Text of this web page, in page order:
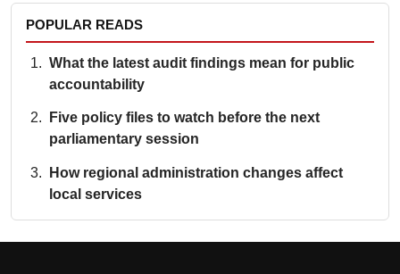
POPULAR READS
What the latest audit findings mean for public
accountability
Five policy files to watch before the next
parliamentary session
How regional administration changes affect
local services